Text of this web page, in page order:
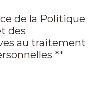
de la Politique
des
au traitement
**